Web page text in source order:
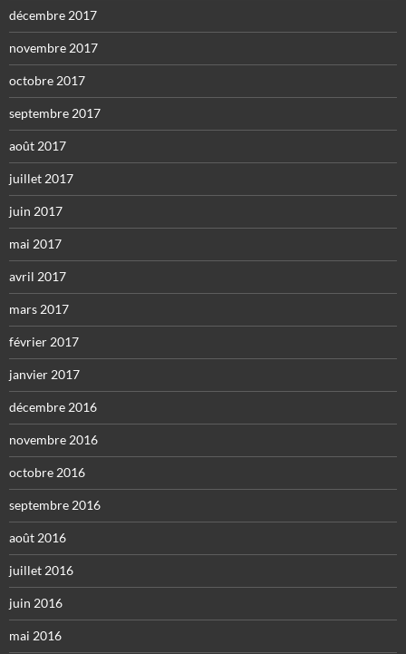
décembre 2017
novembre 2017
octobre 2017
septembre 2017
août 2017
juillet 2017
juin 2017
mai 2017
avril 2017
mars 2017
février 2017
janvier 2017
décembre 2016
novembre 2016
octobre 2016
septembre 2016
août 2016
juillet 2016
juin 2016
mai 2016